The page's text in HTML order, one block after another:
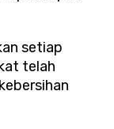
setiap
telah